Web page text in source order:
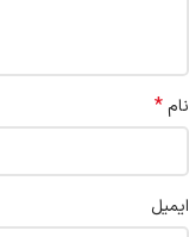
نام*
ایمیل